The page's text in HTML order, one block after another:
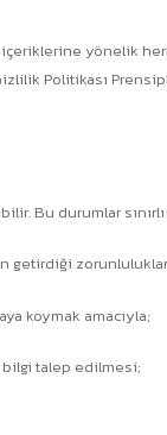
yönelik
Politikası
Bu durumlar
getirdiği
koymak amacıyla;
bilgi talep edilmesi;